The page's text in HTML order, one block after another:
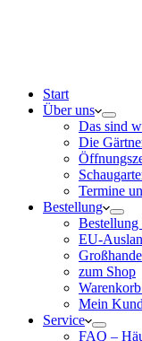
Start
Über uns
Das sind
Die
Termine
Bestellung
Bestellung
EU-
zum Shop
Mein
Service
FAQ –